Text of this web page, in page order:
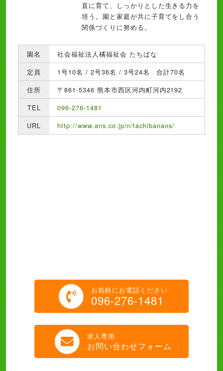
直に育て、しっかりとした生きる力を
培う。園と家庭が共に子育てをし合う
関係づくりに努める。
園名
社会福祉法人橘福祉会 たちばな
定員
1号10名 / 2号36名 / 3号24名 合計70名
住所
〒861-5346 熊本市西区河内町河内2192
TEL
096-276-1481
URL
http://www.ans.co.jp/n/tachibanans/
お気軽にお電話ください
096-276-1481
求人専用
お問い合わせフォーム